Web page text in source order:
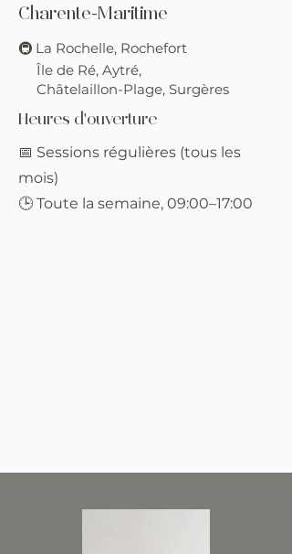
Charente-Maritime
🚇 La Rochelle, Rochefort
Île de Ré, Aytré,
Châtelaillon-Plage, Surgères
Heures d'ouverture
📅 Sessions régulières (tous les
mois)
🕒 Toute la semaine, 09:00–17:00